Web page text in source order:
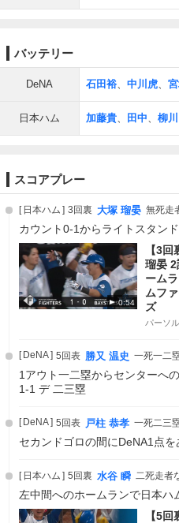
バッテリー
DeNA 石田裕、 中川虎、
日本ハム 加藤貴、 田中、 柳川
スコアプレー
日本ハム 3回裏 大塚 瑠晏 無死走
カウント0-1からライトスタン
0:54
【3
瑠晏 2
ーム
ムフ
ズ
パーソ
DeNA 5回表 勝又 温史 一死一二
1アウト一二塁からセンターへ
1-1 デ 二三塁
DeNA 5回表 戸柱 恭孝 一死二三
セカンドゴロの間にDeNA1点
日本ハム 5回裏 水谷 瞬 二死走者
左中間へのホームランで日本ハ
【5